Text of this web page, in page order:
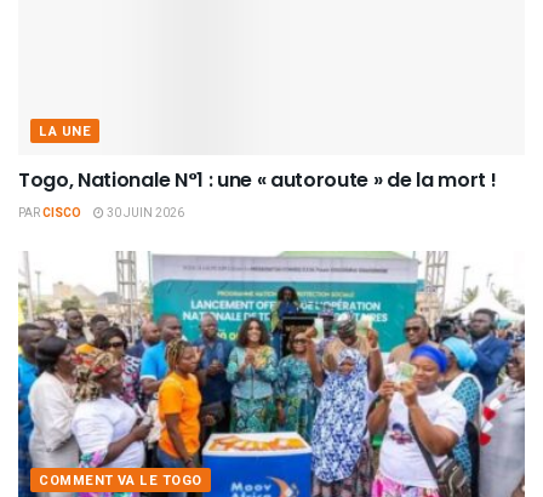
LA UNE
Togo, Nationale N°1 : une « autoroute » de la mort !
PARCISCO 30 JUIN 2026
COMMENT VA LE TOGO